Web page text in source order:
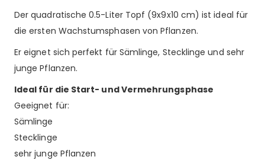
Der quadratische 0.5-Liter Topf (9x9x10 cm) ist ideal für
die ersten Wachstumsphasen von Pflanzen.
Er eignet sich perfekt für Sämlinge, Stecklinge und sehr
junge Pflanzen.
Ideal für die Start- und Vermehrungsphase
Geeignet für:
Sämlinge
Stecklinge
sehr junge Pflanzen